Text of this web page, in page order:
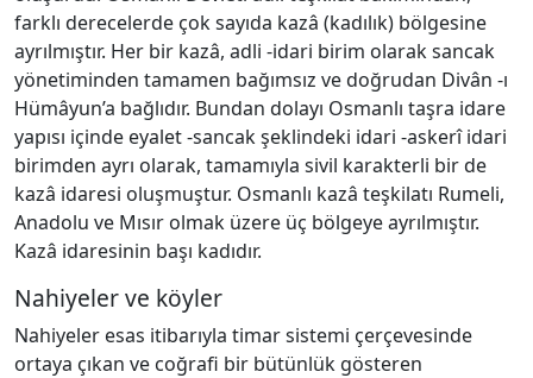
farklı derecelerde çok sayıda kazâ (kadılık) bölgesine
ayrılmıştır. Her bir kazâ, adli -idari birim olarak sancak
yönetiminden tamamen bağımsız ve doğrudan Divân -ı
Hümâyun’a bağlıdır. Bundan dolayı Osmanlı taşra idare
yapısı içinde eyalet -sancak şeklindeki idari -askerî idari
birimden ayrı olarak, tamamıyla sivil karakterli bir de
kazâ idaresi oluşmuştur. Osmanlı kazâ teşkilatı Rumeli,
Anadolu ve Mısır olmak üzere üç bölgeye ayrılmıştır.
Kazâ idaresinin başı kadıdır.
Nahiyeler ve köyler
Nahiyeler esas itibarıyla timar sistemi çerçevesinde
ortaya çıkan ve coğrafi bir bütünlük gösteren